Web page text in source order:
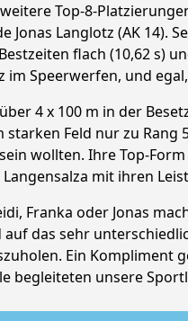
Top-8-
Langlotz (AK 14).
flach (10,62 s)
im Speerwerfen, und
4 x 100 m in der
Feld nur zu Rang
wollten. Ihre Top-
mit ihren
Franka oder Jonas
das sehr
Ein Kompliment
begleiteten unsere